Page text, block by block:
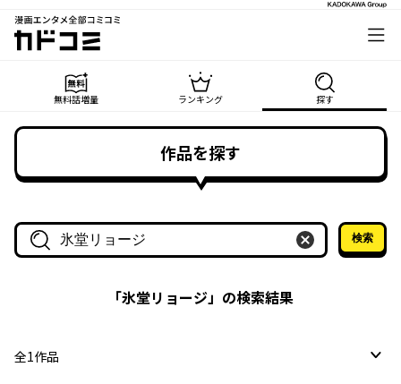
漫画エンタメ全部コミコミ
カドコミ
無料話増量 ランキング 探す
作品を探す
作品名・作家名で探す
検索
「氷堂リョージ」の検索結果
全1作品